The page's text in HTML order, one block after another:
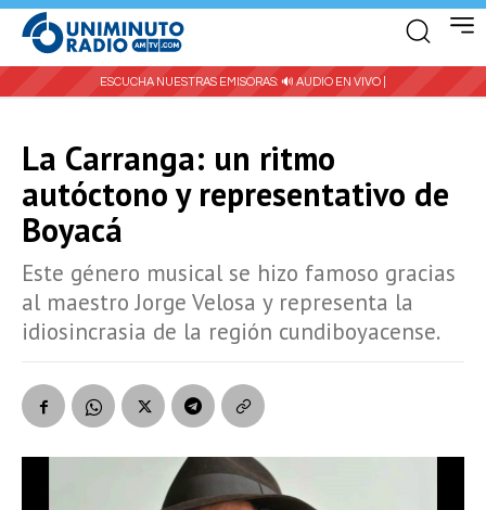
ESCUCHA NUESTRAS EMISORAS: 🔊 AUDIO EN VIVO |
La Carranga: un ritmo
autóctono y representativo de
Boyacá
Este género musical se hizo famoso gracias
al maestro Jorge Velosa y representa la
idiosincrasia de la región cundiboyacense.